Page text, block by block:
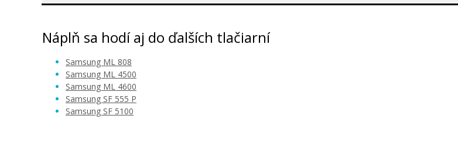
Náplň sa hodí aj do ďalších tlačiarní
Samsung ML 808
Samsung ML 4500
Samsung ML 4600
Samsung SF 555 P
Samsung SF 5100